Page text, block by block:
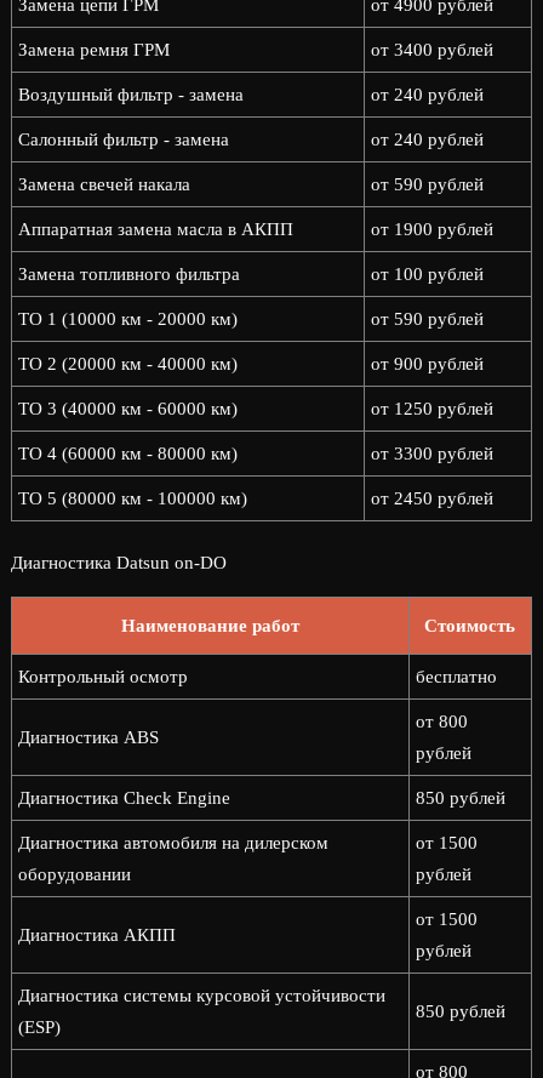
Замена цепи ГРМ от 4900 рублей
Замена ремня ГРМ от 3400 рублей
Воздушный фильтр - замена от 240 рублей
Салонный фильтр - замена от 240 рублей
Замена свечей накала от 590 рублей
Аппаратная замена масла в АКПП от 1900 рублей
Замена топливного фильтра от 100 рублей
ТО 1 (10000 км - 20000 км) от 590 рублей
ТО 2 (20000 км - 40000 км) от 900 рублей
ТО 3 (40000 км - 60000 км) от 1250 рублей
ТО 4 (60000 км - 80000 км) от 3300 рублей
ТО 5 (80000 км - 100000 км) от 2450 рублей
Диагностика Datsun on-DO
Наименование работ Стоимость
Контрольный осмотр бесплатно
Диагностика ABS
от 800
рублей
Диагностика Check Engine 850 рублей
Диагностика автомобиля на дилерском
оборудовании
от 1500
рублей
Диагностика АКПП
от 1500
рублей
Диагностика системы курсовой устойчивости
(ESP)
850 рублей
от 800